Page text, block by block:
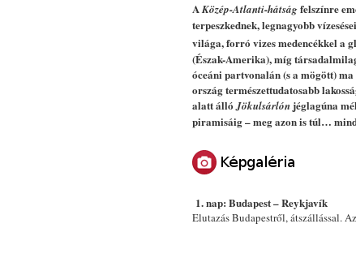
AKözép-Atlanti-hátságfelszínre
terpeszkednek, legnagyobb
világa, forró vizes medencékkel a
(Észak-Amerika), míg
óceáni partvonalán (s a mögött)
ország természettudatosabb
alatt álló Jökulsárlón jéglagúna
piramisáig – meg azon is túl…
1.nap: Budapest – Reykjavík
Elutazás Budapestről, átszállással.